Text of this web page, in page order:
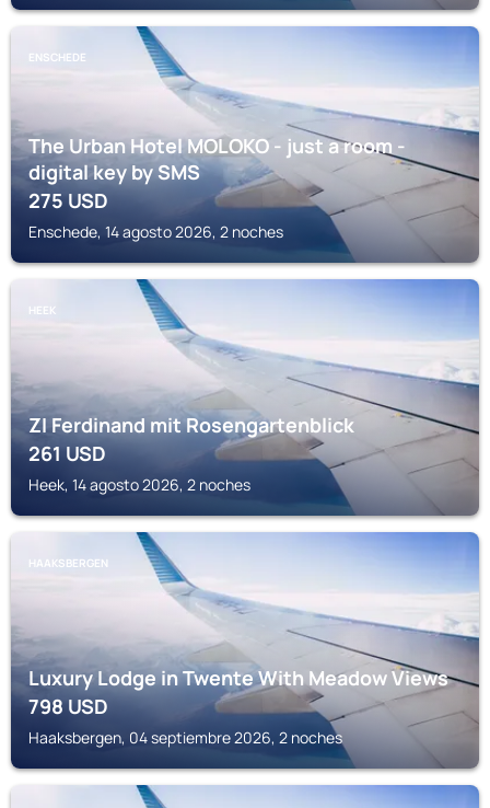
ENSCHEDE
The Urban Hotel MOLOKO - just a room -
digital key by SMS
275USD
Enschede, 14 agosto 2026, 2 noches
HEEK
ZI Ferdinand mit Rosengartenblick
261USD
Heek, 14 agosto 2026, 2 noches
HAAKSBERGEN
Luxury Lodge in Twente With Meadow Views
798USD
Haaksbergen, 04 septiembre 2026, 2 noches